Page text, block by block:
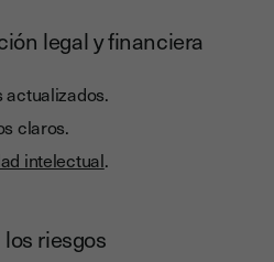
legal y financiera
actualizados.
claros.
intelectual.
riesgos